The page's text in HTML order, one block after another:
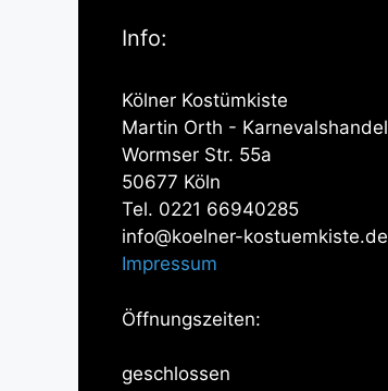
Info:
Kölner Kostümkiste
Martin Orth - Karnevalshandel
Wormser Str. 55a
50677 Köln
Tel. 0221 66940285
info@koelner-kostuemkiste.de
Impressum
Öffnungszeiten:
geschlossen